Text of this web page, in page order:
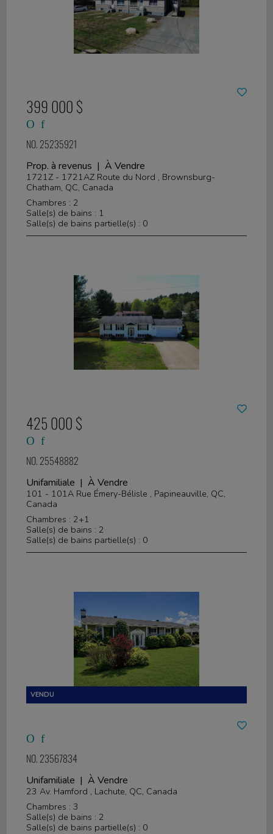
399 000 $
NO. 25235921
Prop. à revenus | À Vendre
1721Z - 1721AZ Route du Nord , Brownsburg-
Chatham, QC, Canada
Chambres : 2
Salle(s) de bains : 1
Salle(s) de bains partielle(s) : 0
425 000 $
NO. 25548882
Unifamiliale | À Vendre
101 - 101A Rue Émery-Bélisle , Papineauville, QC,
Canada
Chambres : 2+1
Salle(s) de bains : 2
Salle(s) de bains partielle(s) : 0
NO. 23567834
Unifamiliale | À Vendre
23 Av. Hamford , Lachute, QC, Canada
Chambres : 3
Salle(s) de bains : 2
Salle(s) de bains partielle(s) : 0